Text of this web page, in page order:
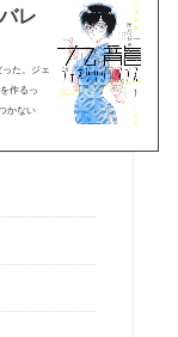
レ
た。ジェ
作るっ
かない